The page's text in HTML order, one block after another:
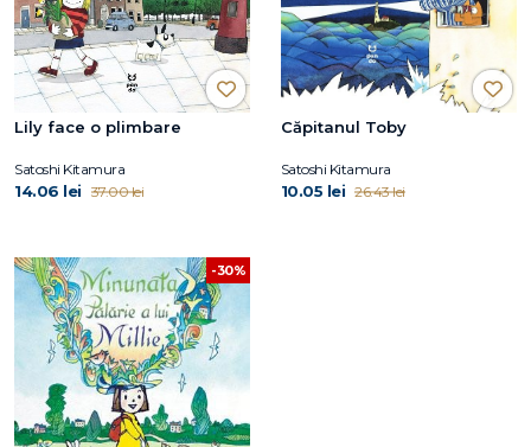
Lily face o plimbare
Satoshi Kitamura
14.06 lei 37.00 lei
Căpitanul Toby
Satoshi Kitamura
10.05 lei 26.43 lei
-30%